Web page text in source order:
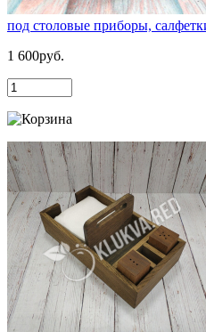
под столовые приборы,
1 600руб.